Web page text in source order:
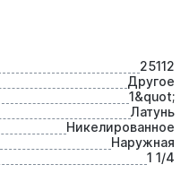
25112
Другое
1&quot;
Латунь
Никелированное
Наружная
1 1/4